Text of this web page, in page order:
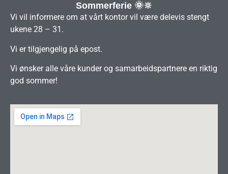
Sommerferie 🌞🔆
Vi vil informere om at vårt kontor vil være delevis stengt
ukene 28 – 31.
Vi er tilgjengelig på epost.
Vi ønsker alle våre kunder og samarbeidspartnere en riktig
god sommer!